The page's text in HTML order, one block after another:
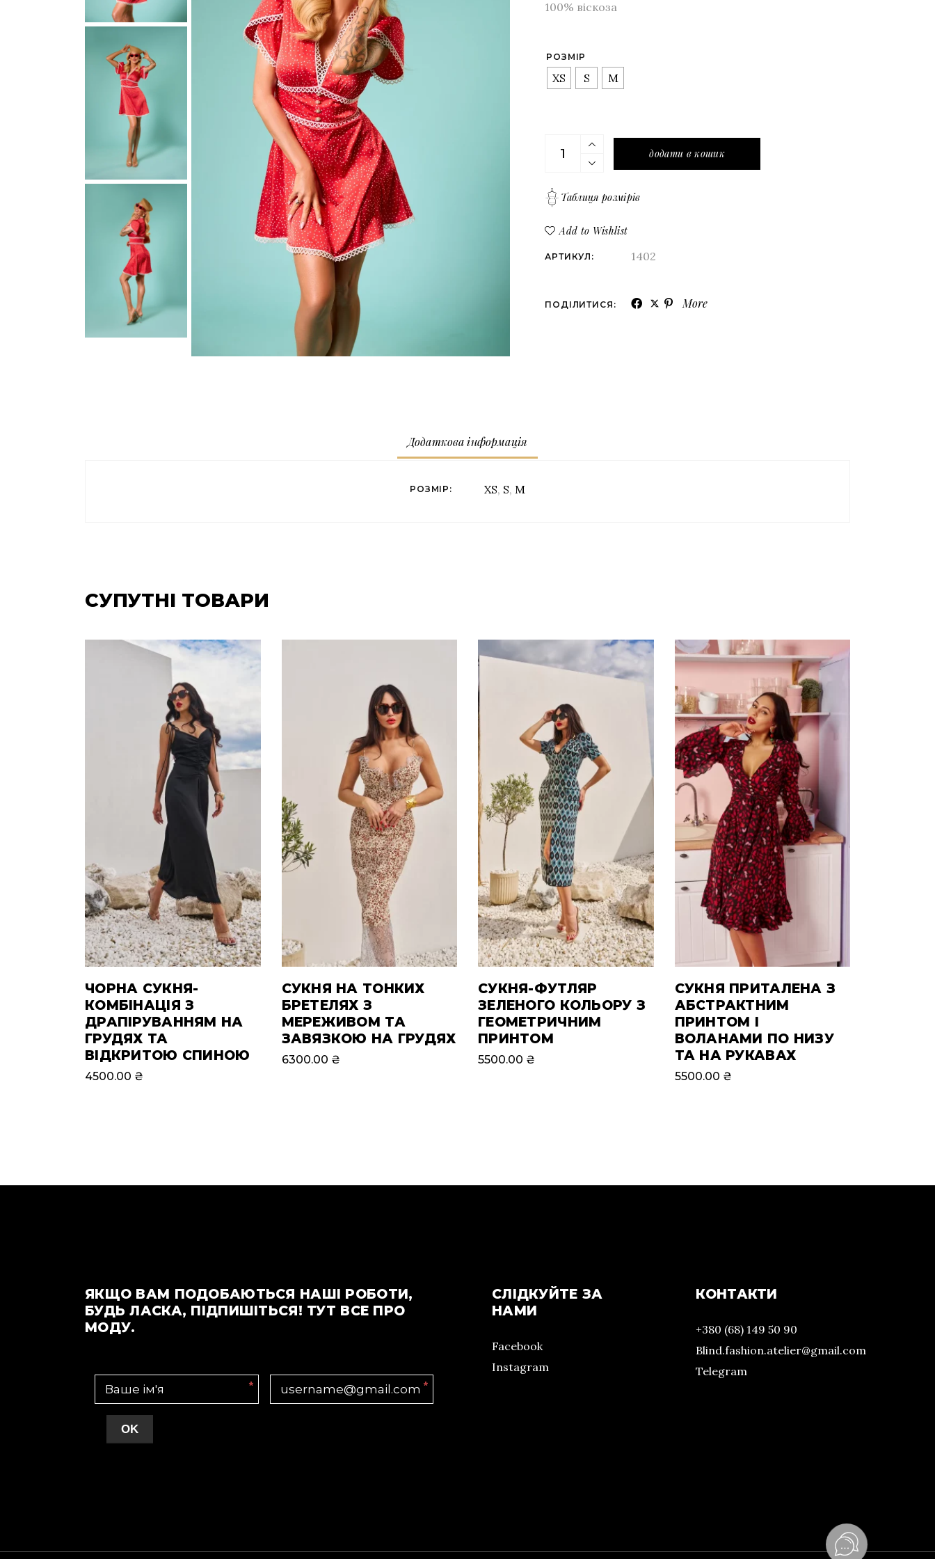
Низ
100% віскоза
РОЗМІР
XS S M
Червона сукня міні в горох з білим мереживом quantity
додати в кошик
Таблиця розмірів
Add to Wishlist
АРТИКУЛ: 1402
ПОДІЛИТИСЯ: More
Додаткова інформація
РОЗМІР XS, S, M
СУПУТНІ ТОВАРИ
ЧОРНА СУКНЯ-
КОМБІНАЦІЯ З
ДРАПІРУВАННЯМ НА
ГРУДЯХ ТА
ВІДКРИТОЮ СПИНОЮ
4500.00 ₴
СУКНЯ НА ТОНКИХ
БРЕТЕЛЯХ З
МЕРЕЖИВОМ ТА
ЗАВЯЗКОЮ НА ГРУДЯХ
6300.00 ₴
СУКНЯ-ФУТЛЯР
ЗЕЛЕНОГО КОЛЬОРУ З
ГЕОМЕТРИЧНИМ
ПРИНТОМ
5500.00 ₴
СУКНЯ ПРИТАЛЕНА З
АБСТРАКТНИМ
ПРИНТОМ І
ВОЛАНАМИ ПО НИЗУ
ТА НА РУКАВАХ
5500.00 ₴
ЯКЩО ВАМ ПОДОБАЮТЬСЯ НАШІ РОБОТИ,
БУДЬ ЛАСКА, ПІДПИШІТЬСЯ! ТУТ ВСЕ ПРО
МОДУ.
* *
OK
СЛІДКУЙТЕ ЗА
НАМИ
Facebook
Instagram
КОНТАКТИ
+380 (68) 149 50 90
Blind.fashion.atelier@gmail.com
Telegram